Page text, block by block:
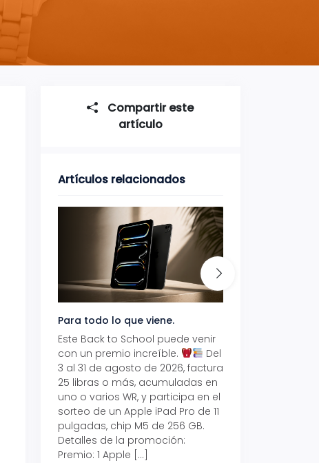
Compartir este
artículo
Artículos relacionados
Para todo lo que viene.
Este Back to School puede venir
con un premio increíble.
Del
3 al 31 de agosto de 2026, factura
25 libras o más, acumuladas en
uno o varios WR, y participa en el
sorteo de un Apple iPad Pro de 11
pulgadas, chip M5 de 256 GB.
Detalles de la promoción:
Premio: 1 Apple […]